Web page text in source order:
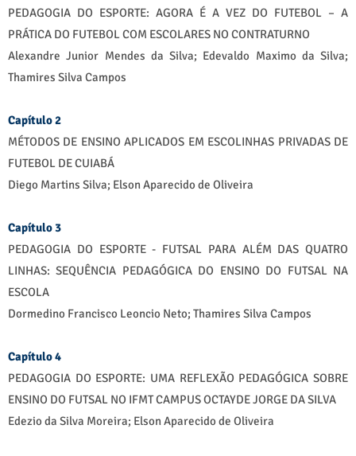
PEDAGOGIA DO ESPORTE: AGORA É A VEZ DO FUTEBOL – A
PRÁTICA DO FUTEBOL COM ESCOLARES NO CONTRATURNO
Alexandre Junior Mendes da Silva; Edevaldo Maximo da Silva;
Thamires Silva Campos
Capítulo 2
MÉTODOS DE ENSINO APLICADOS EM ESCOLINHAS PRIVADAS DE
FUTEBOL DE CUIABÁ
Diego Martins Silva; Elson Aparecido de Oliveira
Capítulo 3
PEDAGOGIA DO ESPORTE - FUTSAL PARA ALÉM DAS QUATRO
LINHAS: SEQUÊNCIA PEDAGÓGICA DO ENSINO DO FUTSAL NA
ESCOLA
Dormedino Francisco Leoncio Neto; Thamires Silva Campos
Capítulo 4
PEDAGOGIA DO ESPORTE: UMA REFLEXÃO PEDAGÓGICA SOBRE
ENSINO DO FUTSAL NO IFMT CAMPUS OCTAYDE JORGE DA SILVA
Edezio da Silva Moreira; Elson Aparecido de Oliveira